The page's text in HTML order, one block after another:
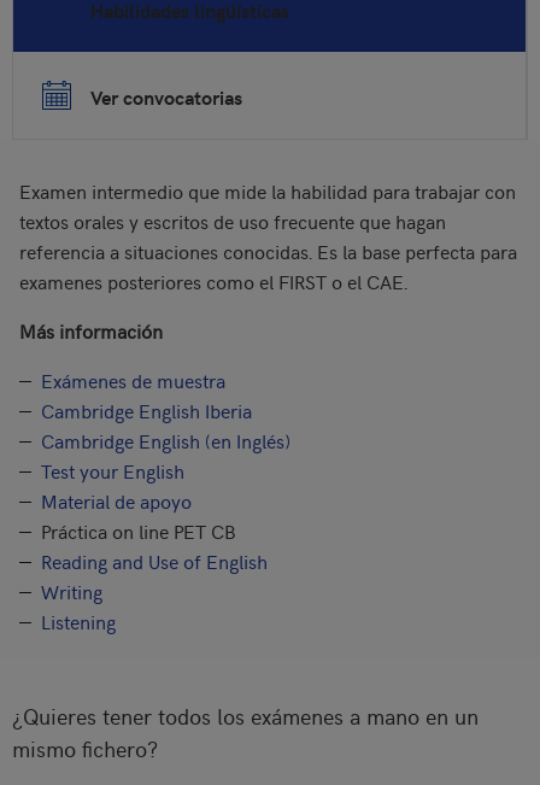
Habilidades lingüísticas
Ver convocatorias
Examen intermedio que mide la habilidad para trabajar con
textos orales y escritos de uso frecuente que hagan
referencia a situaciones conocidas. Es la base perfecta para
examenes posteriores como el FIRST o el CAE.
Más información
Exámenes de muestra
Cambridge English Iberia
Cambridge English (en Inglés)
Test your English
Material de apoyo
Práctica on line PET CB
Reading and Use of English
Writing
Listening
¿Quieres tener todos los exámenes a mano en un
mismo fichero?